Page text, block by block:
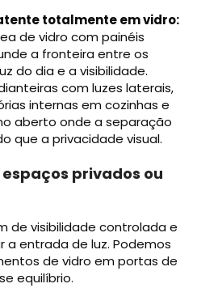
totalmente em vidro:
de vidro com painéis
a fronteira entre os
do dia e a visibilidade.
com luzes laterais,
internas em cozinhas e
aberto onde a separação
que a privacidade visual.
privados ou
de visibilidade controlada e
entrada de luz. Podemos
de vidro em portas de
equilíbrio.